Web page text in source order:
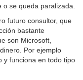
o se queda paralizada.
futuro consultor, que
bastante
son Microsoft,
Por ejemplo
y funciona en todo tipo